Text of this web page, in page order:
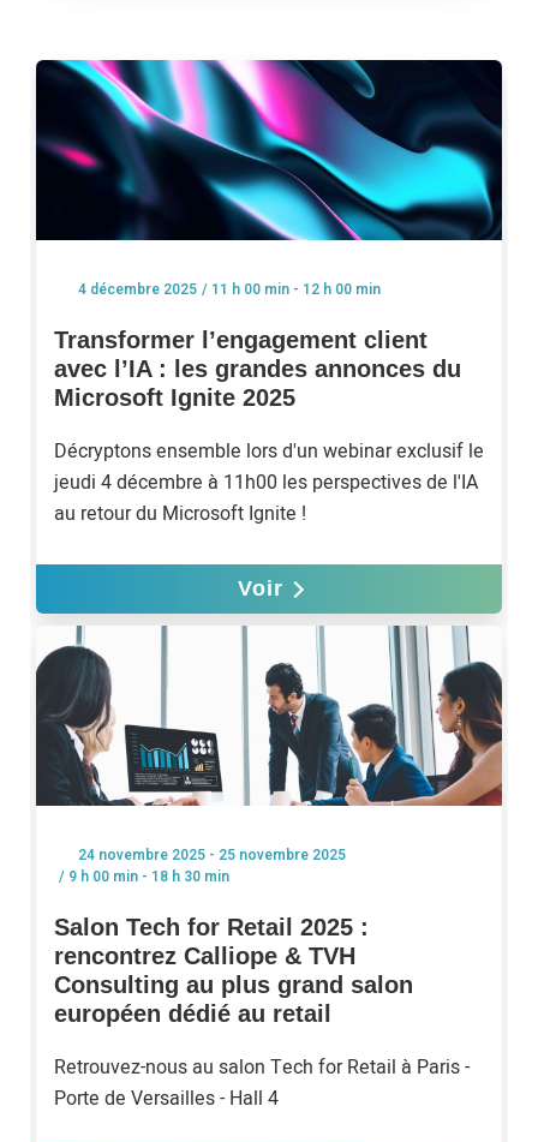
4 décembre 2025 / 11 h 00 min - 12 h 00 min
Transformer l’engagement client
avec l’IA : les grandes annonces du
Microsoft Ignite 2025
Décryptons ensemble lors d'un webinar exclusif le
jeudi 4 décembre à 11h00 les perspectives de l'IA
au retour du Microsoft Ignite !
Voir
24 novembre 2025 - 25 novembre 2025
/ 9 h 00 min - 18 h 30 min
Salon Tech for Retail 2025 :
rencontrez Calliope & TVH
Consulting au plus grand salon
européen dédié au retail
Retrouvez-nous au salon Tech for Retail à Paris -
Porte de Versailles - Hall 4